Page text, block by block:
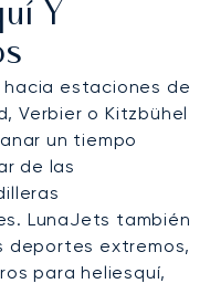
Y
estaciones de
Verbier o Kitzbühel
un tiempo
de las
LunaJets también
deportes extremos,
para heliesquí,